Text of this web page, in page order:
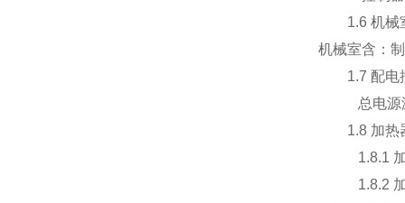
1.6 机械
机械室含：
1.7 配电
总电源漏
1.8 加热
1.8.1 加热
1.8.2 加